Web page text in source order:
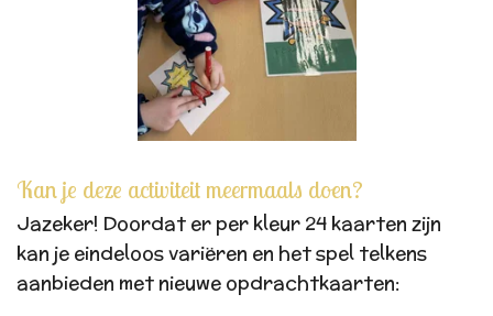
Kan je deze activiteit meermaals doen?
Jazeker! Doordat er per kleur 24 kaarten zijn
kan je eindeloos variëren en het spel telkens
aanbieden met nieuwe opdrachtkaarten: